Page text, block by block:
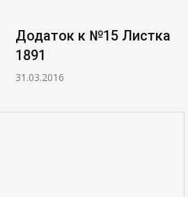
Додаток к №17 Листка
1891
31.03.2016